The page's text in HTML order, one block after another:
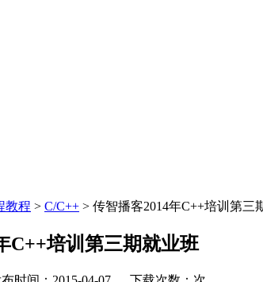
教程 > C/C++ > 传智播客2014年C++培训第三
C++培训第三期就业班